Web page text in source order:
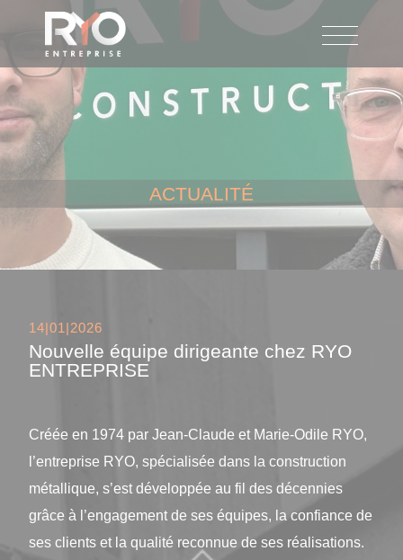
principal
ACTUALITÉ
14|01|2026
Nouvelle équipe dirigeante chez RYO
ENTREPRISE
Créée en 1974 par Jean-Claude et Marie-Odile RYO,
l’entreprise RYO, spécialisée dans la construction
métallique, s’est développée au fil des décennies
grâce à l’engagement de ses équipes, la confiance de
ses clients et la qualité reconnue de ses réalisations.